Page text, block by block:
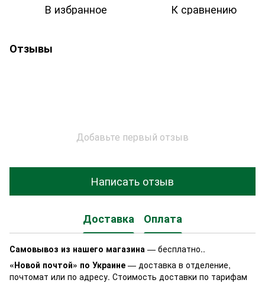
В избранное К сравнению
Отзывы
Добавьте первый отзыв
Написать отзыв
Доставка Оплата
Самовывоз из нашего магазина — бесплатно..
«Новой почтой» по Украине — доставка в отделение,
почтомат или по адресу. Стоимость доставки по тарифам